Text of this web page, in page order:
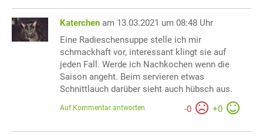
Katerchen am 13.03.2021 um 08:48 Uhr
Eine Radieschensuppe stelle ich mir
schmackhaft vor, interessant klingt sie auf
jeden Fall. Werde ich Nachkochen wenn die
Saison angeht. Beim servieren etwas
Schnittlauch darüber sieht auch hübsch aus.
-0 +0
Auf Kommentar antworten